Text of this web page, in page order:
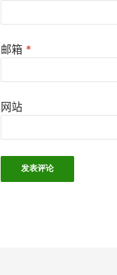
邮箱 *
网站